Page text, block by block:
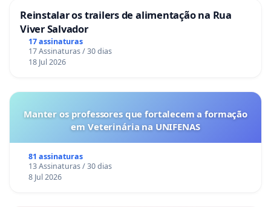
Reinstalar os trailers de alimentação na Rua
Viver Salvador
17 assinaturas
17 Assinaturas / 30 dias
18 Jul 2026
Manter os professores que fortalecem a formação
em Veterinária na UNIFENAS
81 assinaturas
13 Assinaturas / 30 dias
8 Jul 2026